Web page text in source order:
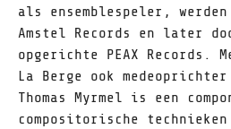
als ensemblespeler,
Amstel Records en later
opgerichte PEAX Records.
La Berge ook
Thomas Myrmel is een
compositorische